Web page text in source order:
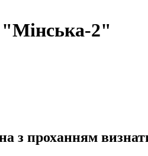
2"
з проханням